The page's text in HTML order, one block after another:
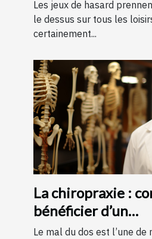
Les jeux de hasard
le dessus sur tous les
certainement...
La chiropraxie :
bénéficier d’un
remboursement ?
Le mal du dos est l’une de